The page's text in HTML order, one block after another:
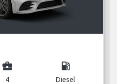
business_center
4
local_gas_station
Diesel